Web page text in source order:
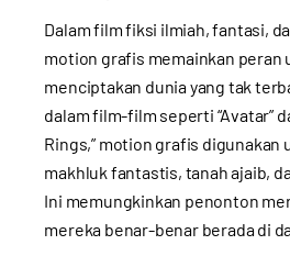
Dalam film fiksi ilmiah, fantasi,
motion grafis memainkan peran
menciptakan dunia yang tak
dalam film-film seperti “Avatar”
Rings,” motion grafis digunakan
makhluk fantastis, tanah ajaib,
Ini memungkinkan penonton
mereka benar-benar berada di